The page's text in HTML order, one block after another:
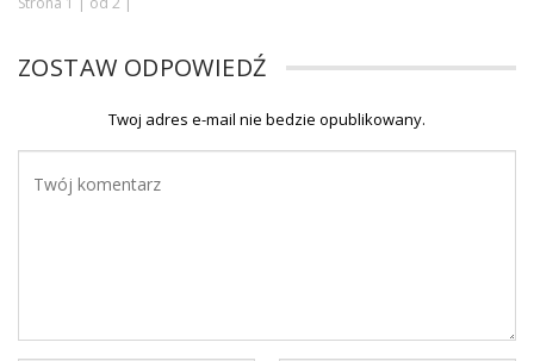
ZOSTAW ODPOWIEDŹ
Twoj adres e-mail nie bedzie opublikowany.